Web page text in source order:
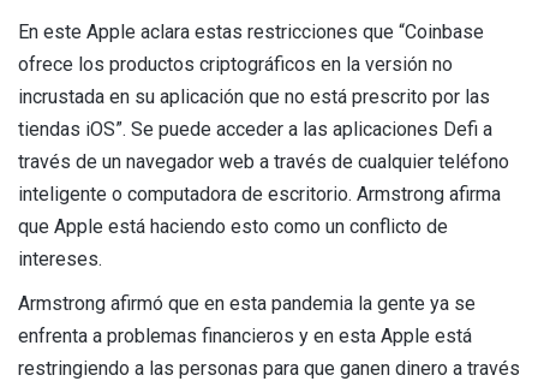
En este Apple aclara estas restricciones que “Coinbase
ofrece los productos criptográficos en la versión no
incrustada en su aplicación que no está prescrito por las
tiendas iOS”. Se puede acceder a las aplicaciones Defi a
través de un navegador web a través de cualquier teléfono
inteligente o computadora de escritorio. Armstrong afirma
que Apple está haciendo esto como un conflicto de
intereses.
Armstrong afirmó que en esta pandemia la gente ya se
enfrenta a problemas financieros y en esta Apple está
restringiendo a las personas para que ganen dinero a través